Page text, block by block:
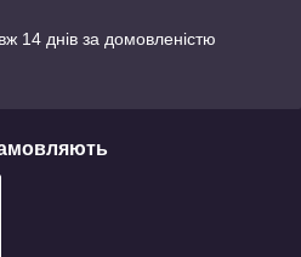
14 днів за домовленістю